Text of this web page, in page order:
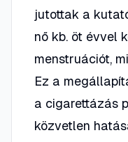
jutottak a
nő kb. öt évvel
menstruációt,
Ez a
a cigarettázás
közvetlen